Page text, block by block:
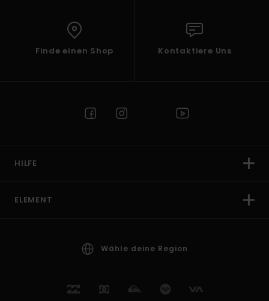
Finde einen Shop Kontaktiere Uns
HILFE
ELEMENT
Wähle deine Region